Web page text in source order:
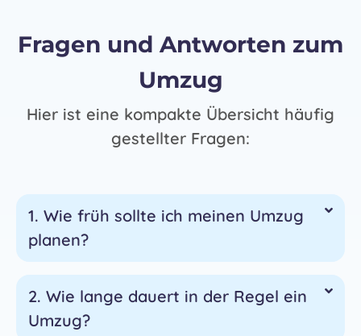
Fragen und Antworten zum
Umzug
Hier ist eine kompakte Übersicht häufig
gestellter Fragen:
1. Wie früh sollte ich meinen Umzug
planen?
2. Wie lange dauert in der Regel ein
Umzug?